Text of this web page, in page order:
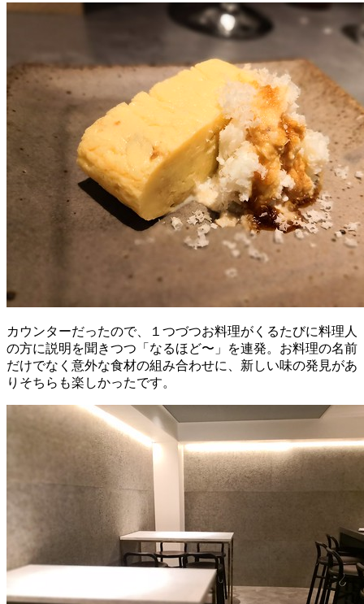
カウンターだったので、１つづつお料理がくるたびに料理人
の方に説明を聞きつつ「なるほど〜」を連発。お料理の名前
だけでなく意外な食材の組み合わせに、新しい味の発見があ
りそちらも楽しかったです。